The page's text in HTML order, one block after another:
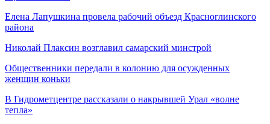
Елена Лапушкина провела рабочий объезд Красноглинского
района
Николай Плаксин возглавил самарский минстрой
Общественники передали в колонию для осужденных
женщин коньки
В Гидрометцентре рассказали о накрывшей Урал «волне
тепла»